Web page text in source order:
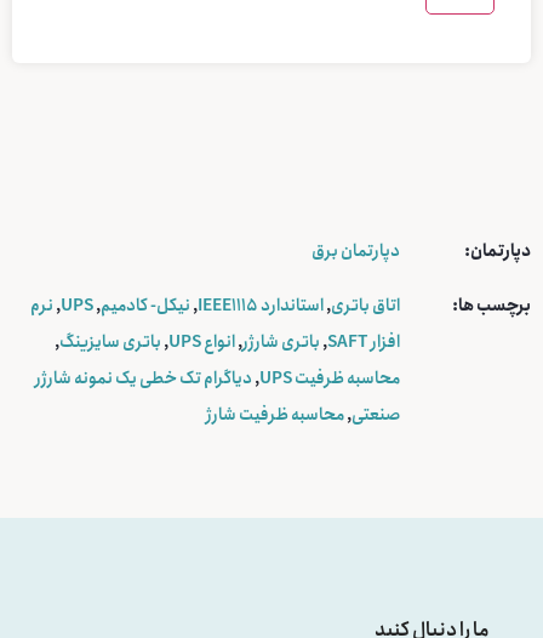
دپارتمان: دپارتمان برق
برچسب ها: اتاق باتری,استاندارد IEEE1115 ,نیکل- کادمیم,
UPS
,نرم
افزار SAFT
,باتری شارژر,انواع UPS ,باتری سایزینگ,
محاسبه ظرفیت UPS
,دیاگرام تک خطی یک نمونه شارژر
صنعتی,محاسبه ظرفیت شارژ
ما را دنبال کنید